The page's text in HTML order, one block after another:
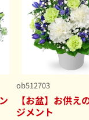
ob512703
【お盆】お供え
ジメント